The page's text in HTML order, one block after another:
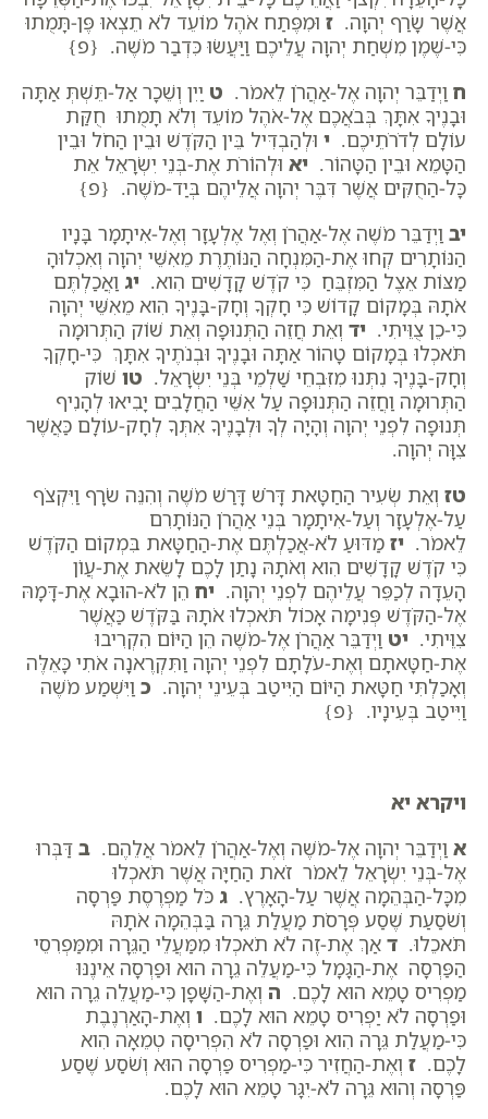
אֲשֶׁר שָׂרַף יְהוָה. ז וּמִפֶּתַח אֹהֶל מוֹעֵד לֹא תֵצְאוּ פֶּן-תָּמֻתוּ
כִּי-שֶׁמֶן מִשְׁחַת יְהוָה עֲלֵיכֶם וַיַּעֲשׂוּ כִּדְבַר מֹשֶׁה. {פ}
ח וַיְדַבֵּר יְהוָה אֶל-אַהֲרֹן לֵאמֹר. ט יַיִן וְשֵׁכָר אַל-תֵּשְׁתְּ אַתָּה
וּבָנֶיךָ אִתָּךְ בְּבֹאֲכֶם אֶל-אֹהֶל מוֹעֵד וְלֹא תָמֻתוּ חֻקַּת
עוֹלָם לְדֹרֹתֵיכֶם. י וּלְהַבְדִּיל בֵּין הַקֹּדֶשׁ וּבֵין הַחֹל וּבֵין
הַטָּמֵא וּבֵין הַטָּהוֹר. יא וּלְהוֹרֹת אֶת-בְּנֵי יִשְׂרָאֵל אֵת
כָּל-הַחֻקִּים אֲשֶׁר דִּבֶּר יְהוָה אֲלֵיהֶם בְּיַד-מֹשֶׁה. {פ}
יב וַיְדַבֵּר מֹשֶׁה אֶל-אַהֲרֹן וְאֶל אֶלְעָזָר וְאֶל-אִיתָמָר בָּנָיו
הַנּוֹתָרִים קְחוּ אֶת-הַמִּנְחָה הַנּוֹתֶרֶת מֵאִשֵּׁי יְהוָה וְאִכְלוּהָ
מַצּוֹת אֵצֶל הַמִּזְבֵּחַ כִּי קֹדֶשׁ קָדָשִׁים הִוא. יג וַאֲכַלְתֶּם
אֹתָהּ בְּמָקוֹם קָדוֹשׁ כִּי חָקְךָ וְחָק-בָּנֶיךָ הִוא מֵאִשֵּׁי יְהוָה
כִּי-כֵן צֻוֵּיתִי. יד וְאֵת חֲזֵה הַתְּנוּפָה וְאֵת שׁוֹק הַתְּרוּמָה
תֹּאכְלוּ בְּמָקוֹם טָהוֹר אַתָּה וּבָנֶיךָ וּבְנֹתֶיךָ אִתָּךְ כִּי-חָקְךָ
וְחָק-בָּנֶיךָ נִתְּנוּ מִזִּבְחֵי שַׁלְמֵי בְּנֵי יִשְׂרָאֵל. טו שׁוֹק
הַתְּרוּמָה וַחֲזֵה הַתְּנוּפָה עַל אִשֵּׁי הַחֲלָבִים יָבִיאוּ לְהָנִיף
תְּנוּפָה לִפְנֵי יְהוָה וְהָיָה לְךָ וּלְבָנֶיךָ אִתְּךָ לְחָק-עוֹלָם כַּאֲשֶׁר
צִוָּה יְהוָה.
טז וְאֵת שְׂעִיר הַחַטָּאת דָּרֹשׁ דָּרַשׁ מֹשֶׁה וְהִנֵּה שֹׂרָף וַיִּקְצֹף
עַל-אֶלְעָזָר וְעַל-אִיתָמָר בְּנֵי אַהֲרֹן הַנּוֹתָרִם
לֵאמֹר. יז מַדּוּעַ לֹא-אֲכַלְתֶּם אֶת-הַחַטָּאת בִּמְקוֹם הַקֹּדֶשׁ
כִּי קֹדֶשׁ קָדָשִׁים הִוא וְאֹתָהּ נָתַן לָכֶם לָשֵׂאת אֶת-עֲו‍ֹן
הָעֵדָה לְכַפֵּר עֲלֵיהֶם לִפְנֵי יְהוָה. יח הֵן לֹא-הוּבָא אֶת-דָּמָהּ
אֶל-הַקֹּדֶשׁ פְּנִימָה אָכוֹל תֹּאכְלוּ אֹתָהּ בַּקֹּדֶשׁ כַּאֲשֶׁר
צִוֵּיתִי. יט וַיְדַבֵּר אַהֲרֹן אֶל-מֹשֶׁה הֵן הַיּוֹם הִקְרִיבוּ
אֶת-חַטָּאתָם וְאֶת-עֹלָתָם לִפְנֵי יְהוָה וַתִּקְרֶאנָה אֹתִי כָּאֵלֶּה
וְאָכַלְתִּי חַטָּאת הַיּוֹם הַיִּיטַב בְּעֵינֵי יְהוָה. כ וַיִּשְׁמַע מֹשֶׁה
וַיִּיטַב בְּעֵינָיו. {פ}
ויקרא יא
א וַיְדַבֵּר יְהוָה אֶל-מֹשֶׁה וְאֶל-אַהֲרֹן לֵאמֹר אֲלֵהֶם. ב דַּבְּרוּ
אֶל-בְּנֵי יִשְׂרָאֵל לֵאמֹר זֹאת הַחַיָּה אֲשֶׁר תֹּאכְלוּ
מִכָּל-הַבְּהֵמָה אֲשֶׁר עַל-הָאָרֶץ. ג כֹּל מַפְרֶסֶת פַּרְסָה
וְשֹׁסַעַת שֶׁסַע פְּרָסֹת מַעֲלַת גֵּרָה בַּבְּהֵמָה אֹתָהּ
תֹּאכֵלוּ. ד אַךְ אֶת-זֶה לֹא תֹאכְלוּ מִמַּעֲלֵי הַגֵּרָה וּמִמַּפְרִסֵי
הַפַּרְסָה אֶת-הַגָּמָל כִּי-מַעֲלֵה גֵרָה הוּא וּפַרְסָה אֵינֶנּוּ
מַפְרִיס טָמֵא הוּא לָכֶם. ה וְאֶת-הַשָּׁפָן כִּי-מַעֲלֵה גֵרָה הוּא
וּפַרְסָה לֹא יַפְרִיס טָמֵא הוּא לָכֶם. ו וְאֶת-הָאַרְנֶבֶת
כִּי-מַעֲלַת גֵּרָה הִוא וּפַרְסָה לֹא הִפְרִיסָה טְמֵאָה הִוא
לָכֶם. ז וְאֶת-הַחֲזִיר כִּי-מַפְרִיס פַּרְסָה הוּא וְשֹׁסַע שֶׁסַע
פַּרְסָה וְהוּא גֵּרָה לֹא-יִגָּר טָמֵא הוּא לָכֶם.